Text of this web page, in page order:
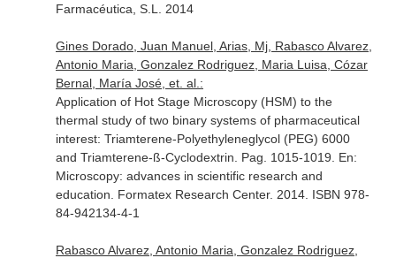
Farmacéutica, S.L. 2014
Gines Dorado, Juan Manuel, Arias, Mj, Rabasco Alvarez,
Antonio Maria, Gonzalez Rodriguez, Maria Luisa, Cózar
Bernal, María José, et. al.:
Application of Hot Stage Microscopy (HSM) to the
thermal study of two binary systems of pharmaceutical
interest: Triamterene-Polyethyleneglycol (PEG) 6000
and Triamterene-ß-Cyclodextrin. Pag. 1015-1019. En:
Microscopy: advances in scientific research and
education . Formatex Research Center. 2014. ISBN 978-
84-942134-4-1
Rabasco Alvarez, Antonio Maria, Gonzalez Rodriguez,